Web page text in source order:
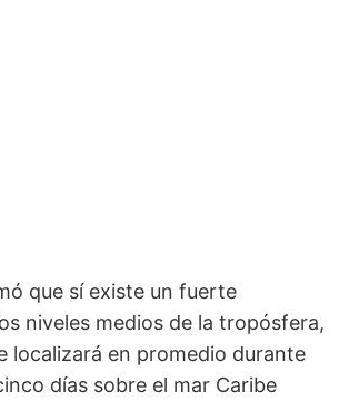
que sí existe un fuerte
niveles medios de la tropósfera,
localizará en promedio durante
días sobre el mar Caribe